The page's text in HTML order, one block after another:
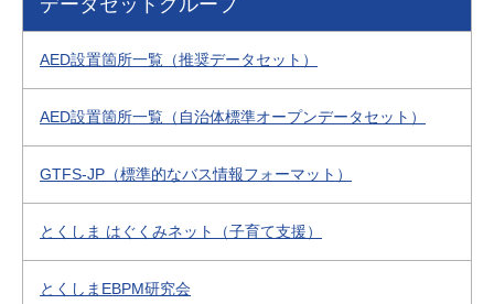
データセットグループ
AED設置箇所一覧（推奨データセット）
AED設置箇所一覧（自治体標準オープンデータセット）
GTFS-JP（標準的なバス情報フォーマット）
とくしま はぐくみネット（子育て支援）
とくしまEBPM研究会